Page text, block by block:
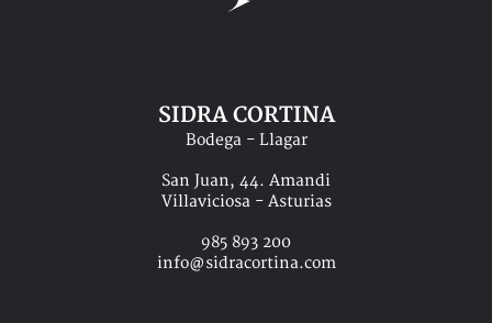
SIDRA CORTINA
Bodega - Llagar
San Juan, 44. Amandi
Villaviciosa - Asturias
985 893 200
info@sidracortina.com